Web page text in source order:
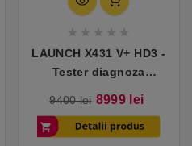
    
LAUNCH X431 V+ HD3 -
Tester diagnoza
9400 lei 8999 lei